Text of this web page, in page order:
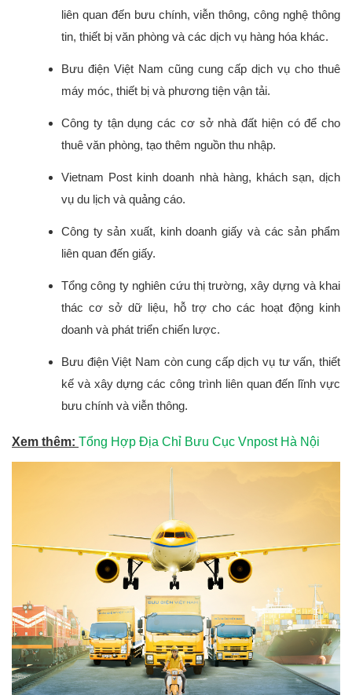
liên quan đến bưu chính, viễn thông, công nghệ thông
tin, thiết bị văn phòng và các dịch vụ hàng hóa khác.
Bưu điện Việt Nam cũng cung cấp dịch vụ cho thuê
máy móc, thiết bị và phương tiện vận tải.
Công ty tận dụng các cơ sở nhà đất hiện có để cho
thuê văn phòng, tạo thêm nguồn thu nhập.
Vietnam Post kinh doanh nhà hàng, khách sạn, dịch
vụ du lịch và quảng cáo.
Công ty sản xuất, kinh doanh giấy và các sản phẩm
liên quan đến giấy.
Tổng công ty nghiên cứu thị trường, xây dựng và khai
thác cơ sở dữ liệu, hỗ trợ cho các hoạt động kinh
doanh và phát triển chiến lược.
Bưu điện Việt Nam còn cung cấp dịch vụ tư vấn, thiết
kế và xây dựng các công trình liên quan đến lĩnh vực
bưu chính và viễn thông.
Xem thêm: Tổng Hợp Địa Chỉ Bưu Cục Vnpost Hà Nội